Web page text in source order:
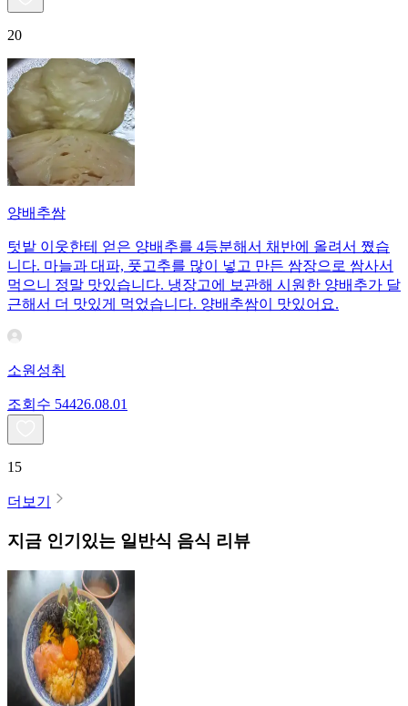
20
양배추쌈
텃밭 이웃한테 얻은 양배추를 4등분해서 채반에 올려서 쪘습
니다. 마늘과 대파, 풋고추를 많이 넣고 만든 쌈장으로 쌈사서
먹으니 정말 맛있습니다. 냉장고에 보관해 시원한 양배추가 달
근해서 더 맛있게 먹었습니다. 양배추쌈이 맛있어요.
소원성취
조회수 54426.08.01
15
더보기
지금 인기있는 일반식 음식 리뷰